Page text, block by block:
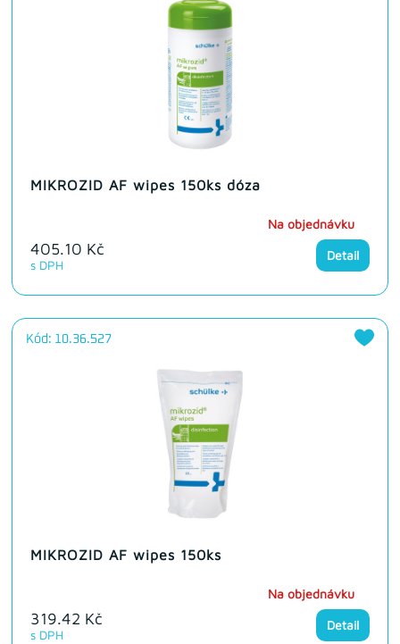
MIKROZID AF wipes 150ks dóza
405.10 Kč
s DPH
Na objednávku
Detail
Kód: 10.36.527
MIKROZID AF wipes 150ks
319.42 Kč
s DPH
Na objednávku
Detail